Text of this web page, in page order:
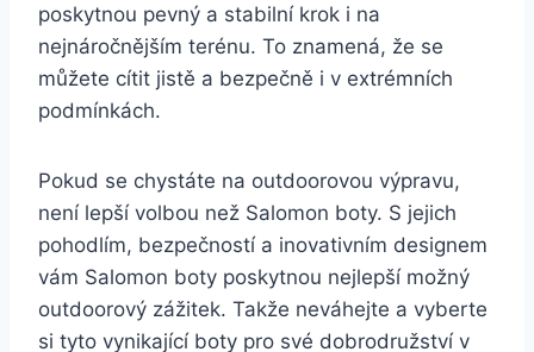
poskytnou‍ pevný a stabilní krok i na
nejnáročnějším ⁣terénu. To znamená, že se
můžete cítit jistě a bezpečně i v extrémních
podmínkách.
Pokud ‌se chystáte na ‌outdoorovou​ výpravu,
není lepší ⁢volbou než Salomon boty. S ​jejich
pohodlím, bezpečností a inovativním‍ designem ​
vám Salomon‍ boty poskytnou nejlepší možný
outdoorový zážitek. Takže ⁣neváhejte a vyberte ​
si tyto vynikající boty pro⁣ své​ dobrodružství v